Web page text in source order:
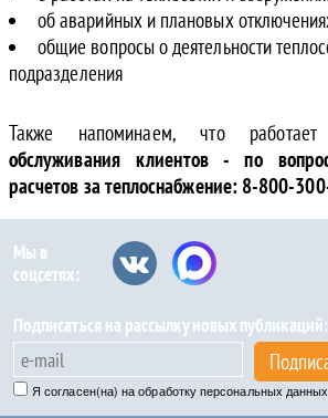
об аварийных и плановых
общие вопросы о деятельности
подразделения
Также напоминаем, что
обслуживания клиентов - по
расчетов за теплоснабжение: 8-800-
Мы в
соцсетях:
Подписаться на рассылку новых публикаций:
Я согласен(на) на обработку персональных данных